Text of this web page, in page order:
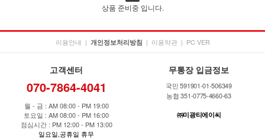
상품 준비중 입니다.
이용안내 | 개인정보처리방침 | 이용약관 | PC VER
고객센터
070-7864-4041
월 - 금 : AM 08:00 - PM 19:00
토요일 : AM 08:00 - PM 16:00
점심시간 : PM 12:00 - PM 13:00
일요일,공휴일 휴무
무통장 입금정보
국민 591901-01-506349
농협 351-0775-4660-63
㈜미광티에이씨